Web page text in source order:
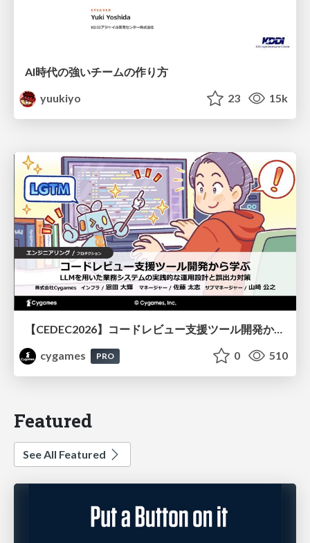
AI時代の強いチームの作り方
yuukiyo
23 15k
【CEDEC2026】コードレビュー支援ツール開発から学ぶ：LLMを用いた業務システムの実践的な運用設計と誤出力対策
cygames
PRO 0 510
Featured
See All Featured